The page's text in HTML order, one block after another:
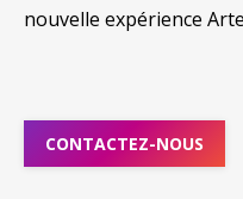
nouvelle expérience
CONTACTEZ-NOUS